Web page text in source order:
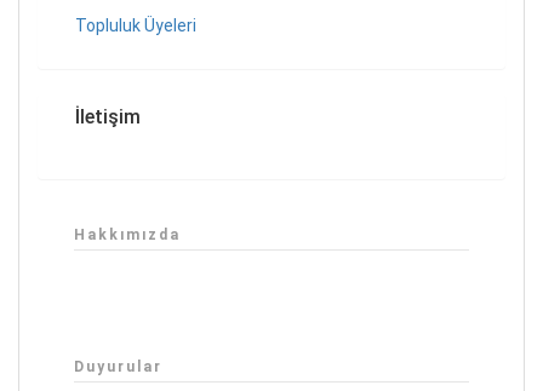
Topluluk Üyeleri
İletişim
Hakkımızda
Duyurular